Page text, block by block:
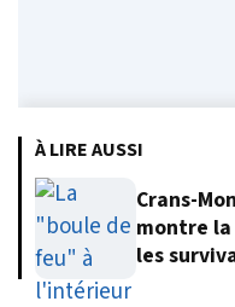
À LIRE AUSSI
Crans-
montre
les